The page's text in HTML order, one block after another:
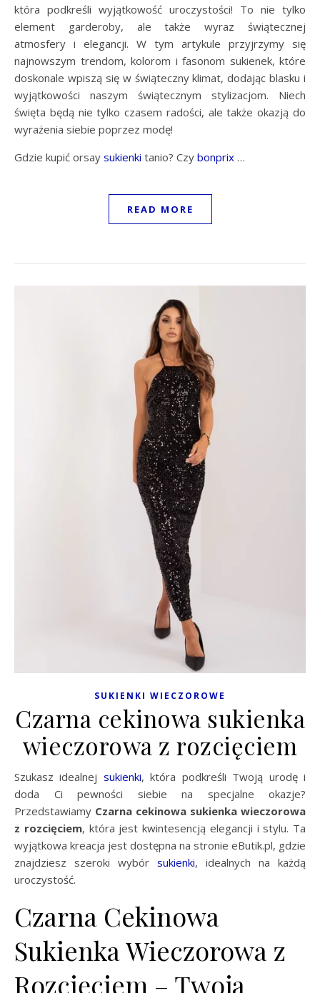
która podkreśli wyjątkowość uroczystości! To nie tylko
element garderoby, ale także wyraz świątecznej
atmosfery i elegancji. W tym artykule przyjrzymy się
najnowszym trendom, kolorom i fasonom sukienek, które
doskonale wpiszą się w świąteczny klimat, dodając blasku i
wyjątkowości naszym świątecznym stylizacjom. Niech
święta będą nie tylko czasem radości, ale także okazją do
wyrażenia siebie poprzez modę!
Gdzie kupić orsay sukienki tanio? Czy bonprix …
READ MORE
SUKIENKI WIECZOROWE
Czarna cekinowa sukienka
wieczorowa z rozcięciem
Szukasz idealnej sukienki, która podkreśli Twoją urodę i
doda Ci pewności siebie na specjalne okazje?
Przedstawiamy Czarna cekinowa sukienka wieczorowa
z rozcięciem, która jest kwintesencją elegancji i stylu. Ta
wyjątkowa kreacja jest dostępna na stronie eButik.pl, gdzie
znajdziesz szeroki wybór sukienki, idealnych na każdą
uroczystość.
Czarna Cekinowa
Sukienka Wieczorowa z
Rozcięciem – Twoja